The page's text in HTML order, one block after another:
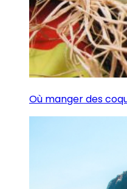
Où manger des